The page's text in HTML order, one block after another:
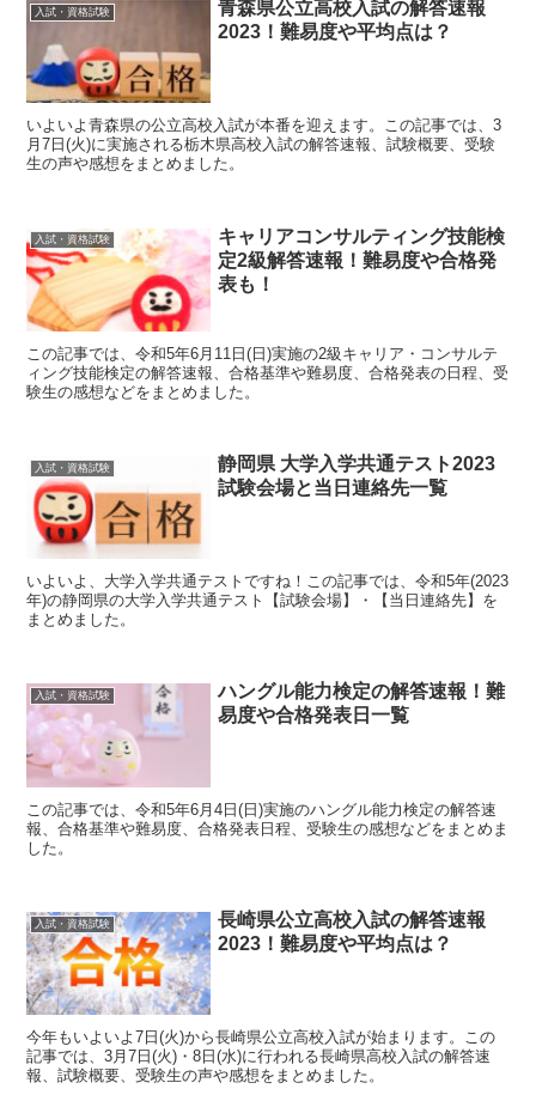
入試・資格試験
青森県公立高校入試の解答速報
2023！難易度や平均点は？
いよいよ青森県の公立高校入試が本番を迎えます。この記事では、3
月7日(火)に実施される栃木県高校入試の解答速報、試験概要、受験
生の声や感想をまとめました。
入試・資格試験
キャリアコンサルティング技能検
定2級解答速報！難易度や合格発
表も！
この記事では、令和5年6月11日(日)実施の2級キャリア・コンサルテ
ィング技能検定の解答速報、合格基準や難易度、合格発表の日程、受
験生の感想などをまとめました。
入試・資格試験
静岡県 大学入学共通テスト2023
試験会場と当日連絡先一覧
いよいよ、大学入学共通テストですね！この記事では、令和5年(2023
年)の静岡県の大学入学共通テスト【試験会場】・【当日連絡先】を
まとめました。
入試・資格試験
ハングル能力検定の解答速報！難
易度や合格発表日一覧
この記事では、令和5年6月4日(日)実施のハングル能力検定の解答速
報、合格基準や難易度、合格発表日程、受験生の感想などをまとめま
した。
入試・資格試験
長崎県公立高校入試の解答速報
2023！難易度や平均点は？
今年もいよいよ7日(火)から長崎県公立高校入試が始まります。この
記事では、3月7日(火)・8日(水)に行われる長崎県高校入試の解答速
報、試験概要、受験生の声や感想をまとめました。